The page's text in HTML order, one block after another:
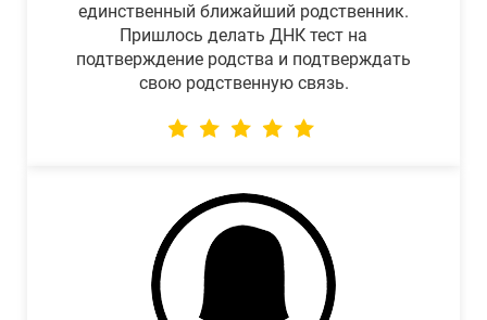
единственный ближайший родственник.
Пришлось делать ДНК тест на
подтверждение родства и подтверждать
свою родственную связь.